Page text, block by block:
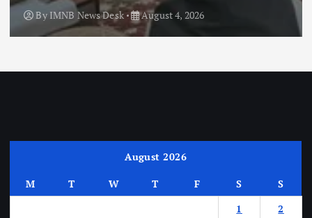
ByIMNB News Desk August 4, 2026
August 2026
M T W T F S
S
1
2